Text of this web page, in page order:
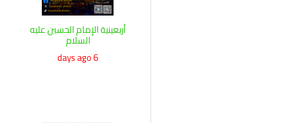
أربعينية الإمام الحسين عليه
السلام
6 days ago